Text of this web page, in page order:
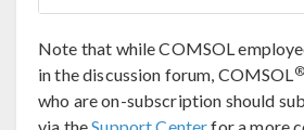
Note that while COMSOL
in the discussion forum, COMSOL®
who are on-subscription should